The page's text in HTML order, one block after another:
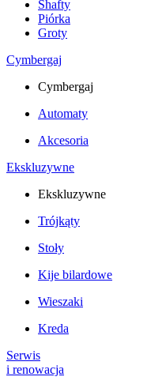
Shafty
Piórka
Groty
Cymbergaj
Cymbergaj
Automaty
Akcesoria
Ekskluzywne
Ekskluzywne
Trójkąty
Stoły
Kije bilardowe
Wieszaki
Kreda
Serwis
i renowacja